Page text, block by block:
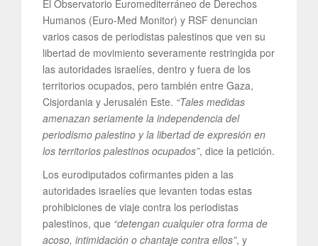
El Observatorio Euromediterráneo de Derechos
Humanos (Euro-Med Monitor) y RSF denuncian
varios casos de periodistas palestinos que ven su
libertad de movimiento severamente restringida por
las autoridades israelíes, dentro y fuera de los
territorios ocupados, pero también entre Gaza,
Cisjordania y Jerusalén Este. “Tales medidas
amenazan seriamente la independencia del
periodismo palestino y la libertad de expresión en
los territorios palestinos ocupados”, dice la petición.
Los eurodiputados cofirmantes piden a las
autoridades israelíes que levanten todas estas
prohibiciones de viaje contra los periodistas
palestinos, que “detengan cualquier otra forma de
acoso, intimidación o chantaje contra ellos”, y